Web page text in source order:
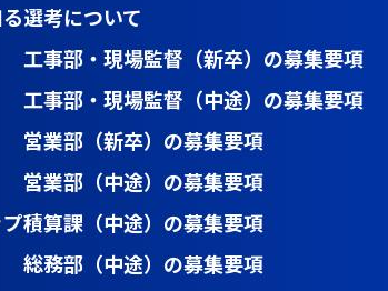
選考について
工事部・現場監督（新卒）の募集要項
工事部・現場監督（中途）の募集要項
営業部（新卒）の募集要項
営業部（中途）の募集要項
積算課（中途）の募集要項
総務部（中途）の募集要項